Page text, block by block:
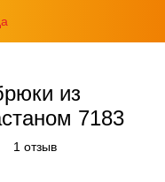
из
7183
1 отзыв